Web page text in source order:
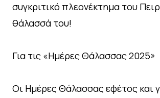
συγκριτικό πλεονέκτημα του
θάλασσά του!
Για τις «Ημέρες Θάλασσας 2025»
Οι Ημέρες Θάλασσας εφέτος και